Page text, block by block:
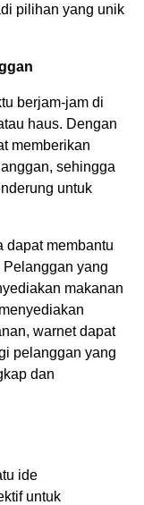
pilihan yang unik
berjam-jam di
haus. Dengan
memberikan
sehingga
untuk
dapat membantu
yang
makanan
warnet dapat
pelanggan yang
dan
ide
untuk